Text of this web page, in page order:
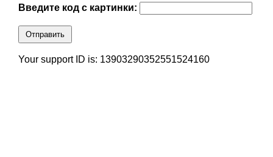
Введите код с картинки:
Отправить
Your support ID is: 13903290352551524160